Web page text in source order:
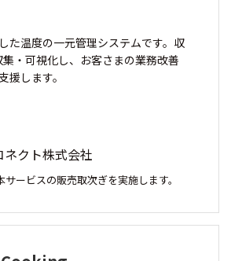
た温度の一元管理システムです。収
・可視化し、お客さまの業務改善
援します。
クト株式会社
サービスの販売取次ぎを実施します。